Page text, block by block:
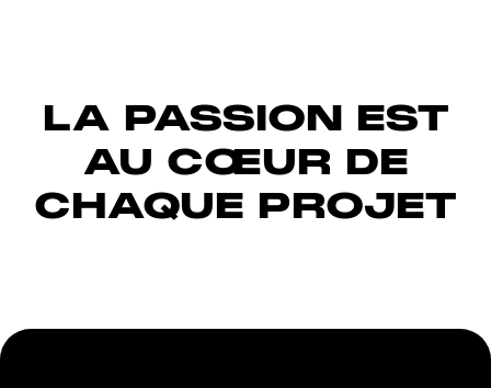
LA PASSION EST
AU CŒUR DE
CHAQUE PROJET